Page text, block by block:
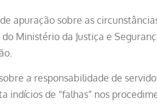
apuração sobre as
Ministério da Justiça e
a responsabilidade de
indícios de “falhas” nos